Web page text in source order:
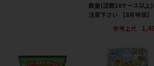
数量(混載10ケース以上)
注意下さい 【8月特価】
参考上代